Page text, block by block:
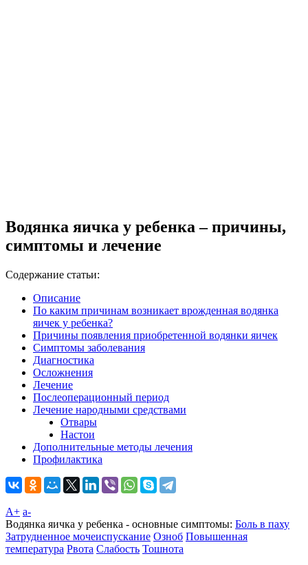
Водянка яичка у ребенка – причины,
симптомы и лечение
Содержание статьи:
Описание
По каким причинам возникает врожденная водянка
яичек у ребенка?
Причины появления приобретенной водянки яичек
Симптомы заболевания
Диагностика
Осложнения
Лечение
Послеоперационный период
Лечение народными средствами
Отвары
Настои
Дополнительные методы лечения
Профилактика
A+ а-
Водянка яичка у ребенка - основные симптомы: Боль в паху
Затрудненное мочеиспускание Озноб Повышенная
температура Рвота Слабость Тошнота